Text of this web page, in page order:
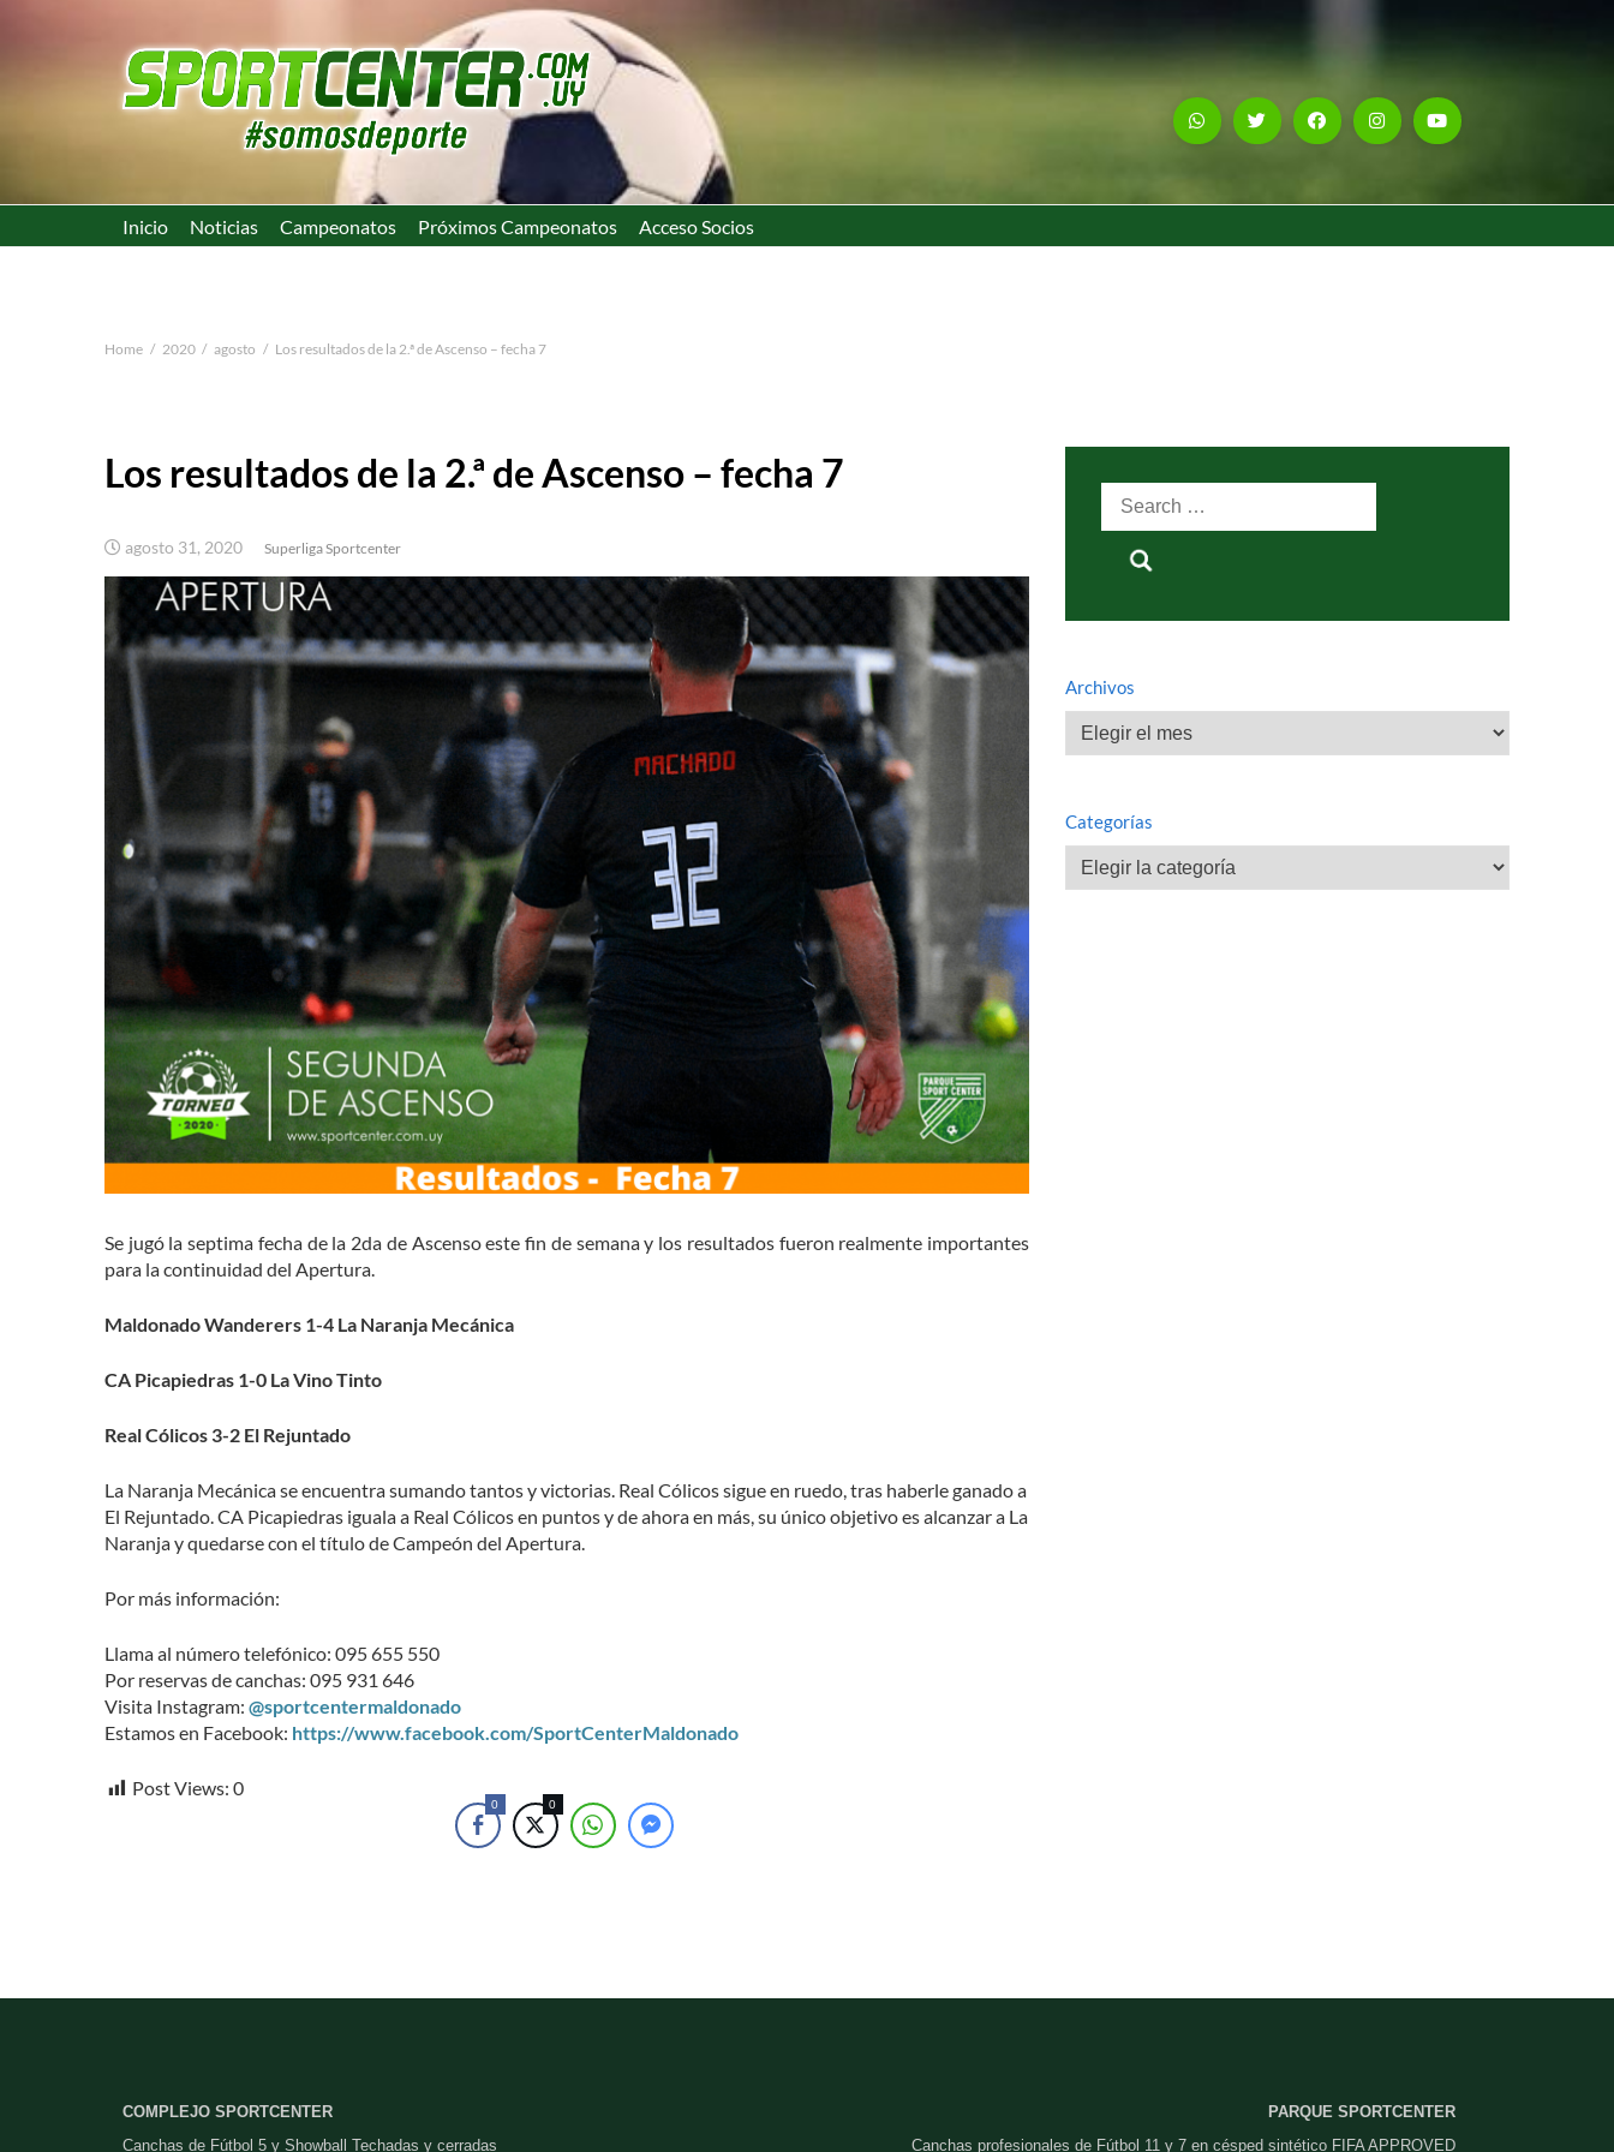
Inicio Noticias Campeonatos Próximos Campeonatos Acceso Socios
Home 2020 agosto Los resultados de la 2.ª de Ascenso – fecha 7
Los resultados de la 2.ª de Ascenso – fecha 7
agosto 31, 2020 Superliga Sportcenter
Se jugó la septima fecha de la 2da de Ascenso este fin de semana y los resultados fueron realmente importantes
para la continuidad del Apertura.
Maldonado Wanderers 1-4 La Naranja Mecánica
CA Picapiedras 1-0 La Vino Tinto
Real Cólicos 3-2 El Rejuntado
La Naranja Mecánica se encuentra sumando tantos y victorias. Real Cólicos sigue en ruedo, tras haberle ganado a
El Rejuntado. CA Picapiedras iguala a Real Cólicos en puntos y de ahora en más, su único objetivo es alcanzar a La
Naranja y quedarse con el título de Campeón del Apertura.
Por más información:
Llama al número telefónico: 095 655 550
Por reservas de canchas: 095 931 646
Visita Instagram: @sportcentermaldonado
Estamos en Facebook: https://www.facebook.com/SportCenterMaldonado
Post Views: 0
0 0
Search
for:
Archivos
Archivos
Categorías
Categorías
COMPLEJO SPORTCENTER
Canchas de Fútbol 5 y Showball Techadas y cerradas
PARQUE SPORTCENTER
Canchas profesionales de Fútbol 11 y 7 en césped sintético FIFA APPROVED